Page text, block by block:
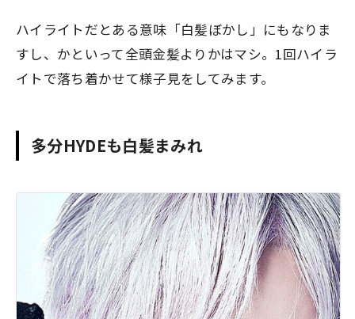
ハイライトだとある意味「白髪ぼかし」にもなりま
すし、かといって全頭金髪よりかはマシ。1回ハイラ
イトで落ち着かせて様子見をしてみます。
多分HYDEも白髪まみれ